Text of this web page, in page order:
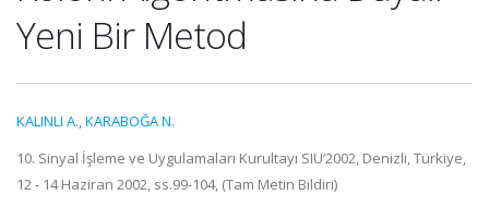
Yeni Bir Metod
KALINLI A.,KARABOĞA N.
10. Sinyal İşleme ve Uygulamaları Kurultayı SIU’2002, Denizli, Türkiye,
12 - 14 Haziran 2002, ss.99-104, (Tam Metin Bildiri)